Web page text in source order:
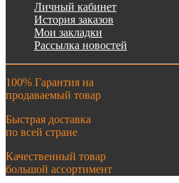
Личный кабинет
История заказов
Мои закладки
Рассылка новостей
100% Гарантия на
продаваемый товар
Быстрая доставка
по всей стране
Качественный товар
большой ассортимент